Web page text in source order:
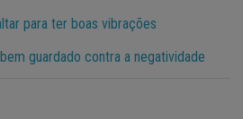
para ter boas vibrações
guardado contra a negatividade